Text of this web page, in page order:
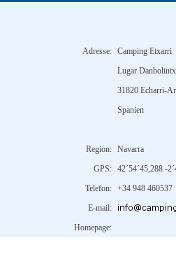
Adresse: Camping Etxarri
Lugar
31820 Echarri-
Spanien
Region: Navarra
GPS: 42´54´45,288 -
Telefon: +34 948 460537
E-mail:
Homepage: